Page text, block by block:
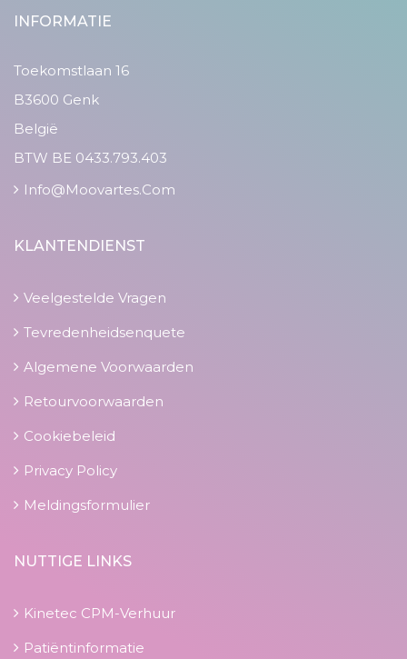
INFORMATIE
Toekomstlaan 16
B3600 Genk
België
BTW BE 0433.793.403
Info@moovartes.com
KLANTENDIENST
Veelgestelde Vragen
Tevredenheidsenquete
Algemene Voorwaarden
Retourvoorwaarden
Cookiebeleid
Privacy Policy
Meldingsformulier
NUTTIGE LINKS
Kinetec CPM-Verhuur
Patiëntinformatie